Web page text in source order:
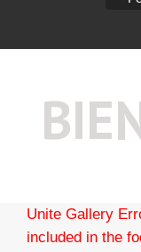
included in the
wp_footer()